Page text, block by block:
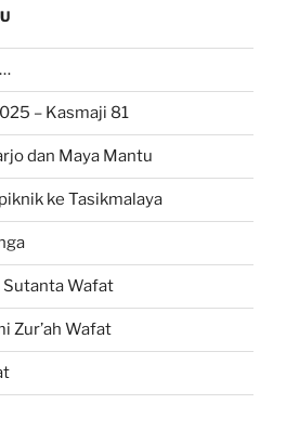
– Kasmaji 81
dan Maya Mantu
ke Tasikmalaya
Sutanta Wafat
Zur’ah Wafat